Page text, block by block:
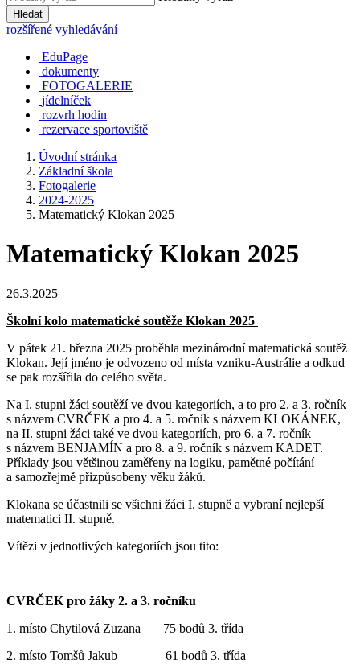
Hledat
rozšířené vyhledávání
EduPage
dokumenty
FOTOGALERIE
jídelníček
rozvrh hodin
rezervace sportoviště
Úvodní stránka
Základní škola
Fotogalerie
2024-2025
Matematický Klokan 2025
Matematický Klokan 2025
26.3.2025
Školní kolo matematické soutěže Klokan 2025
V pátek 21. března 2025 proběhla mezinárodní matematická soutěž
Klokan. Její jméno je odvozeno od místa vzniku-Austrálie a odkud
se pak rozšířila do celého světa.
Na I. stupni žáci soutěží ve dvou kategoriích, a to pro 2. a 3. ročník
s názvem CVRČEK a pro 4. a 5. ročník s názvem KLOKÁNEK,
na II. stupni žáci také ve dvou kategoriích, pro 6. a 7. ročník
s názvem BENJAMÍN a pro 8. a 9. ročník s názvem KADET.
Příklady jsou většinou zaměřeny na logiku, pamětné počítání
a samozřejmě přizpůsobeny věku žáků.
Klokana se účastnili se všichni žáci I. stupně a vybraní nejlepší
matematici II. stupně.
Vítězi v jednotlivých kategoriích jsou tito:
CVRČEK pro žáky 2. a 3. ročníku
1. místo Chytilová Zuzana 75 bodů 3. třída
2. místo Tomšů Jakub 61 bodů 3. třída